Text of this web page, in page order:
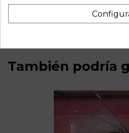
(ksp9/scp9/nlp9) 1.4 turbodiesel
También podría